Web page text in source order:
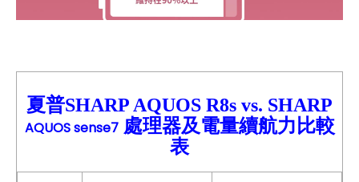
夏普SHARP AQUOS R8s vs. SHARP
AQUOS sense7處理器及電量續航力比較
表